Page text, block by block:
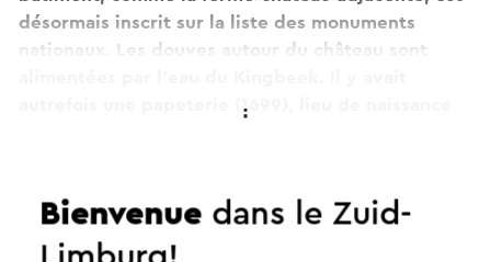
désormais inscrit sur la liste des monuments
nationaux. Les douves autour du château sont
autrefois une papeterie (1699), lieu de naissance
Ce texte a été traduit automatiquement à l'aide d'un service
de traduction en ligne.
Itinéraires dans les environs
Bienvenuedans le Zuid-